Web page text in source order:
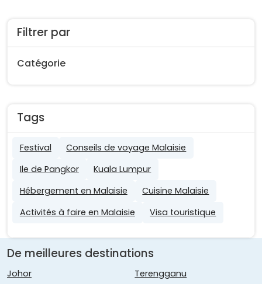
Filtrer par
Catégorie
Tags
Festival
Conseils de voyage Malaisie
Ile de Pangkor
Kuala Lumpur
Hébergement en Malaisie
Cuisine Malaisie
Activités à faire en Malaisie
Visa touristique
De meilleures destinations
Johor
Terengganu